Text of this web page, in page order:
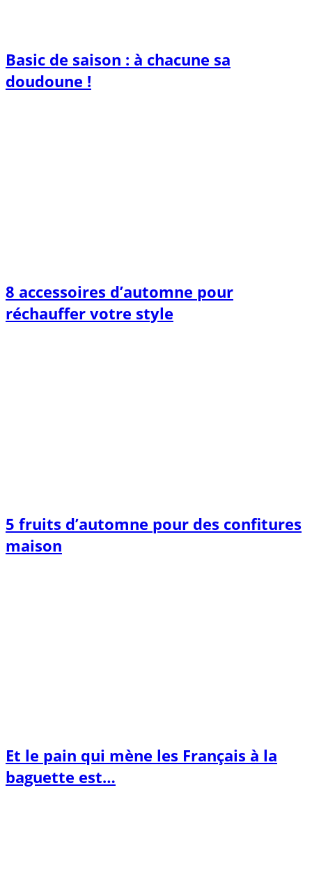
Basic de saison : à chacune sa
doudoune !
8 accessoires d’automne pour
réchauffer votre style
5 fruits d’automne pour des confitures
maison
Et le pain qui mène les Français à la
baguette est…